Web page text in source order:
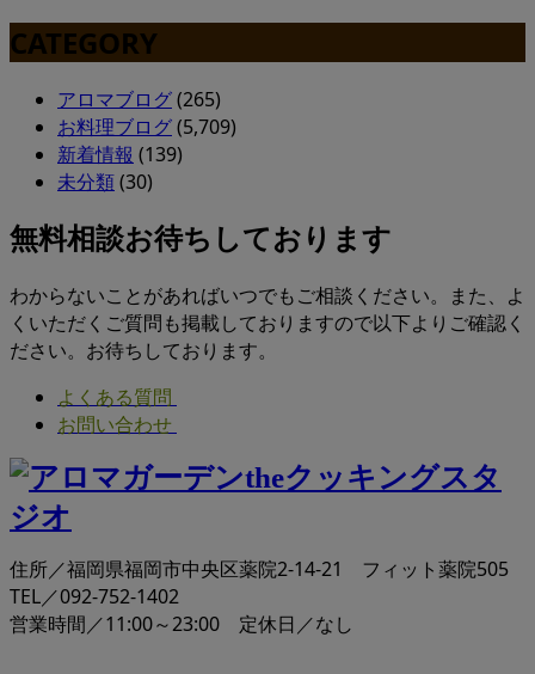
CATEGORY
アロマブログ(265)
お料理ブログ(5,709)
新着情報 (139)
未分類(30)
無料相談お待ちしております
わからないことがあればいつでもご相談ください。また、よ
くいただくご質問も掲載しておりますので以下よりご確認く
ださい。お待ちしております。
よくある質問
お問い合わせ
住所／福岡県福岡市中央区薬院2-14-21 フィット薬院505
TEL／092-752-1402
営業時間／11:00～23:00 定休日／なし